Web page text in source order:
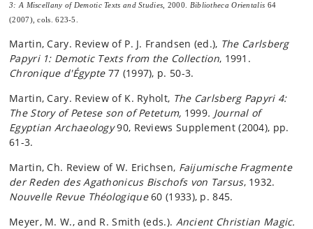
3: A Miscellany of Demotic Texts and Studies , 2000. Bibliotheca Orientalis 64
(2007), cols. 623-5.
Martin, Cary. Review of P. J. Frandsen (ed.), The Carlsberg
Papyri 1: Demotic Texts from the Collection, 1991.
Chronique d'Égypte77 (1997), p. 50-3.
Martin, Cary. Review of K. Ryholt, The Carlsberg Papyri 4:
The Story of Petese son of Petetum, 1999. Journal of
Egyptian Archaeology90, Reviews Supplement (2004), pp.
61-3.
Martin, Ch. Review of W. Erichsen, Faijumische Fragmente
der Reden des Agathonicus Bischofs von Tarsus, 1932.
Nouvelle Revue Théologique60 (1933), p. 845.
Meyer, M. W., and R. Smith (eds.). Ancient Christian Magic.